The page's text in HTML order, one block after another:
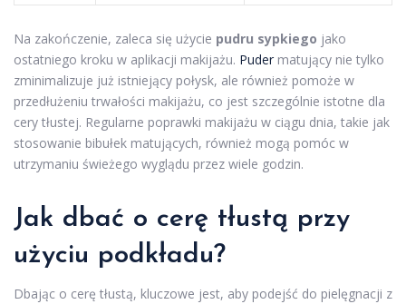
Na zakończenie, zaleca się użycie pudru sypkiego jako
ostatniego kroku w aplikacji makijażu. Puder matujący nie tylko
zminimalizuje już istniejący połysk, ale również pomoże w
przedłużeniu trwałości makijażu, co jest szczególnie istotne dla
cery tłustej. Regularne poprawki makijażu w ciągu dnia, takie jak
stosowanie bibułek matujących, również mogą pomóc w
utrzymaniu świeżego wyglądu przez wiele godzin.
Jak dbać o cerę tłustą przy
użyciu podkładu?
Dbając o cerę tłustą, kluczowe jest, aby podejść do pielęgnacji z